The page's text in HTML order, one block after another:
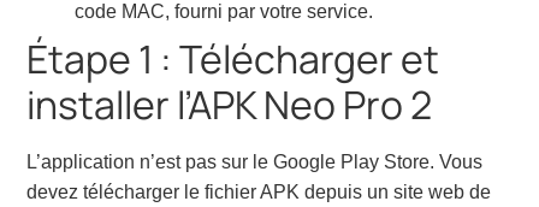
code MAC, fourni par votre service.
Étape 1 : Télécharger et
installer l’APK Neo Pro 2
L’application n’est pas sur le Google Play Store. Vous
devez télécharger le fichier APK depuis un site web de